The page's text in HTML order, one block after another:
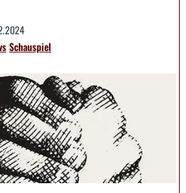
Schauspiel